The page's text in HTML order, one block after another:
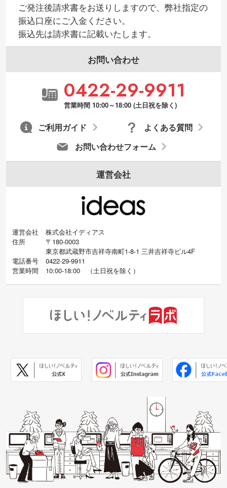
ご発注後請求書をお送りしますので、弊社指定の
振込口座にご入金ください。
振込先は請求書に記載いたします。
お問い合わせ
0422-29-9911
営業時間 10:00～18:00 (土日祝を除く)
お問い合わせフォーム
よくある質問
ご利用ガイド
運営会社
運営会社
株式会社イディアス
住所
〒180-0003
東京都武蔵野市吉祥寺南町1-8-1 三井吉祥寺ビル4F
電話番号
0422-29-9911
営業時間
10:00-18:00 （土日祝を除く）